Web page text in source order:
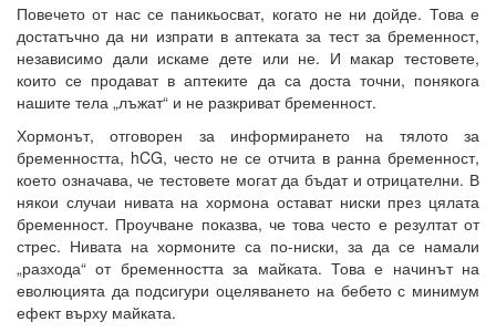
Повечето от нас се паникьосват, когато не ни дойде. Това е
достатъчно да ни изпрати в аптеката за тест за бременност,
независимо дали искаме дете или не. И макар тестовете,
които се продават в аптеките да са доста точни, понякога
нашите тела „лъжат“ и не разкриват бременност.
Хормонът, отговорен за информирането на тялото за
бременността, hCG, често не се отчита в ранна бременност,
което означава, че тестовете могат да бъдат и отрицателни. В
някои случаи нивата на хормона остават ниски през цялата
бременност. Проучване показва, че това често е резултат от
стрес. Нивата на хормоните са по-ниски, за да се намали
„разхода“ от бременността за майката. Това е начинът на
еволюцията да подсигури оцеляването на бебето с минимум
ефект върху майката.